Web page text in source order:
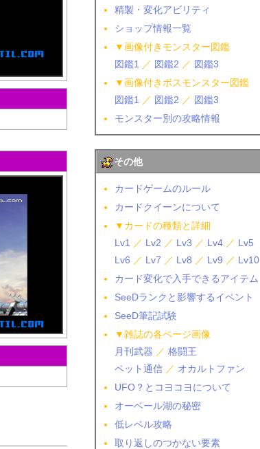
精製・変化アビリティ
ショップ情報一覧
▼画像付きモンスター図鑑
図鑑1
／ 図鑑2 ／ 図鑑3
▼画像付きボスモンスター図鑑
図鑑1
／ 図鑑2 ／ 図鑑3
モンスター別の攻略情報
その他
カードゲームのルール
カードクイーンについて
▼カードの種類と詳細
Lv1
／ Lv2 ／ Lv3 ／ Lv4 ／ Lv5
Lv6 ／ Lv7 ／ Lv8 ／ Lv9 ／ Lv10
カード変化で入手できるアイテム
SeeDランクと影響するイベント
SeeD筆記試験
▼雑誌の各ページ画像
月刊武器 ／ 格闘王
ペット通信 ／ オカルトファン
UFO？とコヨコヨについて
オーベール湖の秘密
低レベル攻略
取り返しのつかない要素